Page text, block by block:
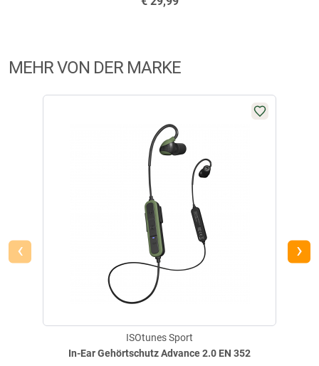
MEHR VON DER MARKE
In-Ear Gehörtschutz Advance 2.0 EN 352
ISOtunes Sport
‹ ›